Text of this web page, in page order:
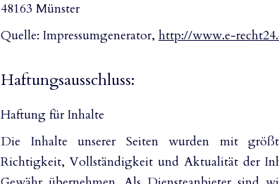
48163 Münster
Quelle: Impressumgenerator, http://www.e-
Haftungsausschluss:
Haftung für Inhalte
Die Inhalte unserer Seiten wurden mit
Richtigkeit, Vollständigkeit und Aktualität der